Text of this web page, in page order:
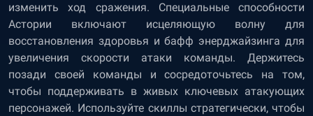
изменить ход сражения. Специальные способности
Астории включают исцеляющую волну для
восстановления здоровья и бафф энерджайзинга для
увеличения скорости атаки команды. Держитесь
позади своей команды и сосредоточьтесь на том,
чтобы поддерживать в живых ключевых атакующих
персонажей. Используйте скиллы стратегически, чтобы